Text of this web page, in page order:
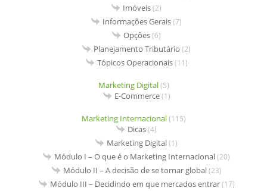
Imóveis(2)
Informações Gerais(7)
Opções(6)
Planejamento Tributário (2)
Tópicos Operacionais(11)
Marketing Digital(5)
E-Commerce(1)
Marketing Internacional(115)
Dicas(4)
Marketing Digital(1)
Módulo I – O que é o Marketing Internacional(20)
Módulo II – A decisão de se tornar global(23)
Módulo III – Decidindo em que mercados entrar(17)